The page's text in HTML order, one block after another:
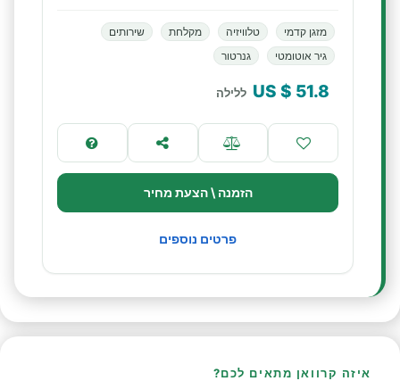
מזגן קדמי טלוויזיה מקלחת
שירותים
גיר אוטומטי
גנרטור
51.8
$ US ללילה
הזמנה \ הצעת מחיר
פרטים נוספים
איזה קרוואן מתאים לכם?